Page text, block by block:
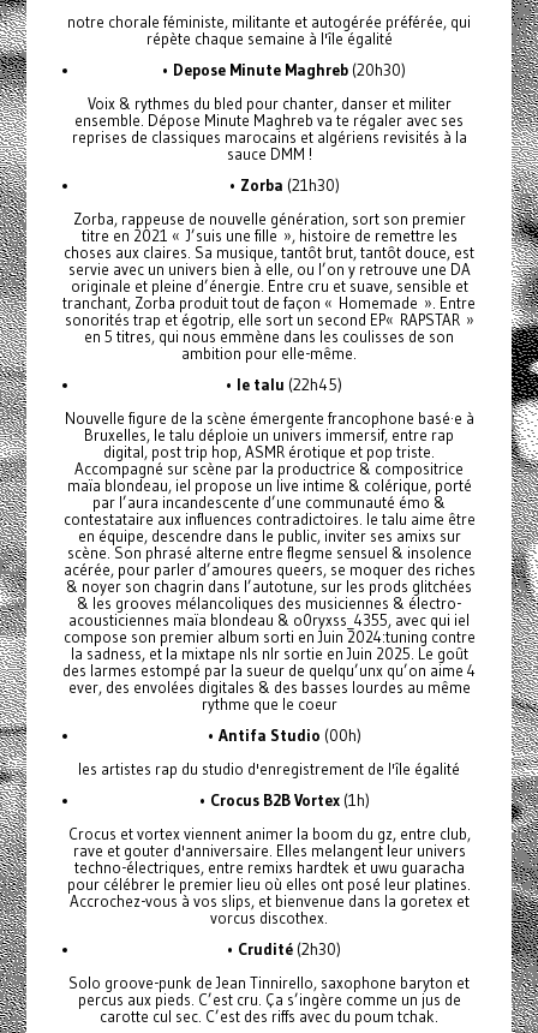
notre chorale féministe, militante et autogérée préférée, qui
répète chaque semaine à l'île égalité
• Depose Minute Maghreb (20h30)
Voix & rythmes du bled pour chanter, danser et militer
ensemble. Dépose Minute Maghreb va te régaler avec ses
reprises de classiques marocains et algériens revisités à la
sauce DMM !
• Zorba (21h30)
Zorba, rappeuse de nouvelle génération, sort son premier
titre en 2021 « J’suis une fille », histoire de remettre les
choses aux claires. Sa musique, tantôt brut, tantôt douce, est
servie avec un univers bien à elle, ou l’on y retrouve une DA
originale et pleine d’énergie. Entre cru et suave, sensible et
tranchant, Zorba produit tout de façon « Homemade ». Entre
sonorités trap et égotrip, elle sort un second EP« RAPSTAR »
en 5 titres, qui nous emmène dans les coulisses de son
ambition pour elle-même.
• le talu (22h45)
Nouvelle figure de la scène émergente francophone basé·e à
Bruxelles, le talu déploie un univers immersif, entre rap
digital, post trip hop, ASMR érotique et pop triste.
Accompagné sur scène par la productrice & compositrice
maïa blondeau, iel propose un live intime & colérique, porté
par l’aura incandescente d’une communauté émo &
contestataire aux influences contradictoires. le talu aime être
en équipe, descendre dans le public, inviter ses amixs sur
scène. Son phrasé alterne entre flegme sensuel & insolence
acérée, pour parler d’amoures queers, se moquer des riches
& noyer son chagrin dans l’autotune, sur les prods glitchées
& les grooves mélancoliques des musiciennes & électro-
acousticiennes maïa blondeau & o0ryxss_4355, avec qui iel
compose son premier album sorti en Juin 2024:tuning contre
la sadness, et la mixtape nls nlr sortie en Juin 2025. Le goût
des larmes estompé par la sueur de quelqu’unx qu’on aime 4
ever, des envolées digitales & des basses lourdes au même
rythme que le coeur
• Antifa Studio (00h)
les artistes rap du studio d'enregistrement de l'île égalité
• Crocus B2B Vortex(1h)
Crocus et vortex viennent animer la boom du gz, entre club,
rave et gouter d'anniversaire. Elles melangent leur univers
techno-électriques, entre remixs hardtek et uwu guaracha
pour célébrer le premier lieu où elles ont posé leur platines.
Accrochez-vous à vos slips, et bienvenue dans la goretex et
vorcus discothex.
• Crudité (2h30)
Solo groove-punk de Jean Tinnirello, saxophone baryton et
percus aux pieds. C’est cru. Ça s’ingère comme un jus de
carotte cul sec. C’est des riffs avec du poum tchak.